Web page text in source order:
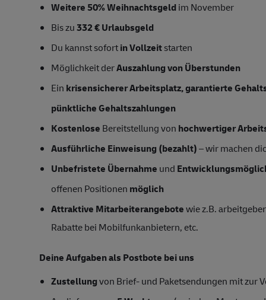
Weitere 50% Weihnachtsgeldim November
Bis zu332 € Urlaubsgeld
Du kannst sofortin Vollzeitstarten
Möglichkeit derAuszahlung von Überstunden
Ein krisensicherer Arbeitsplatz, garantierte
pünktliche Gehaltszahlungen
Kostenlose Bereitstellung von hochwertiger
Ausführliche Einweisung (bezahlt)– wir machen
Unbefristete Übernahme und
offenen Positionen möglich
Attraktive Mitarbeiterangebotewie z.B.
Rabatte bei Mobilfunkanbietern, etc.
Deine Aufgaben als Postbote bei uns
Zustellungvon Brief- und Paketsendungen mit zur